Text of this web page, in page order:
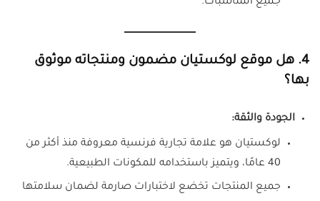
جميع المناسبات.
4. هل موقع لوكستيان مضمون ومنتجاته موثوق
بها؟
الجودة والثقة:
لوكستيان هو علامة تجارية فرنسية معروفة منذ أكثر من
40 عامًا، ويتميز باستخدامه للمكونات الطبيعية.
جميع المنتجات تخضع لاختبارات صارمة لضمان سلامتها